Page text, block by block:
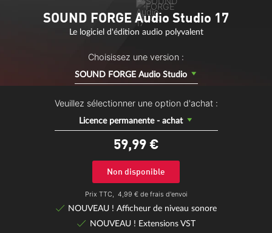
SOUND FORGE Audio Studio 17
Le logiciel d'édition audio polyvalent
Choisissez une version :
SOUND FORGE Audio Studio
Veuillez sélectionner une option d'achat :
Licence permanente - achat
59,99€
Non disponible
Prix TTC, 4,99 € de frais d'envoi
NOUVEAU ! Afficheur de niveau sonore
NOUVEAU ! Extensions VST